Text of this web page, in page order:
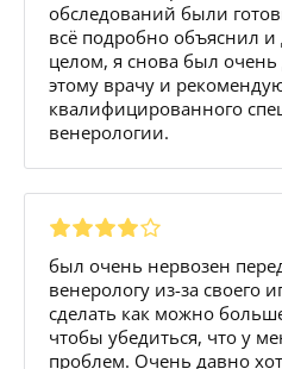
обследований были
всё подробно объяснил
целом, я снова был
этому врачу и
квалифицированного
венерологии.
был очень нервозен
венерологу из-за своего
сделать как можно
чтобы убедиться, что у
проблем. Очень давно